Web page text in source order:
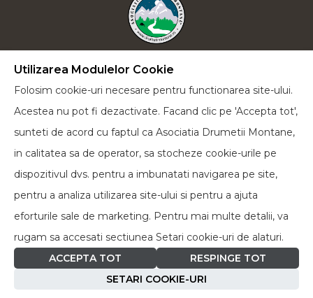
Plecăm la drum lung cu încrederea că vom reuși
să-i educăm pe cei de lângă noi într-un spirit verde
și cu dorința de a face cât mai multe acțiuni pentru
a proteja natura în toate formele sale.
Facebook
2010 - 2026 Asociația Drumeții Montane -
Utilizarea Modulelor Cookie
Folosim cookie-uri necesare pentru functionarea site-ului.
Acestea nu pot fi dezactivate. Facand clic pe 'Accepta tot',
sunteti de acord cu faptul ca Asociatia Drumetii Montane,
in calitatea sa de operator, sa stocheze cookie-urile pe
dispozitivul dvs. pentru a imbunatati navigarea pe site,
pentru a analiza utilizarea site-ului si pentru a ajuta
eforturile sale de marketing. Pentru mai multe detalii, va
rugam sa accesati sectiunea Setari cookie-uri de alaturi.
ACCEPTA TOT
RESPINGE TOT
SETARI COOKIE-URI